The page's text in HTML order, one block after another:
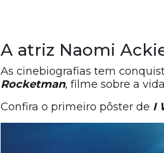
A atriz Naomi
As cinebiografias tem
Rocketman, filme sobre a
Confira o primeiro pôster de I